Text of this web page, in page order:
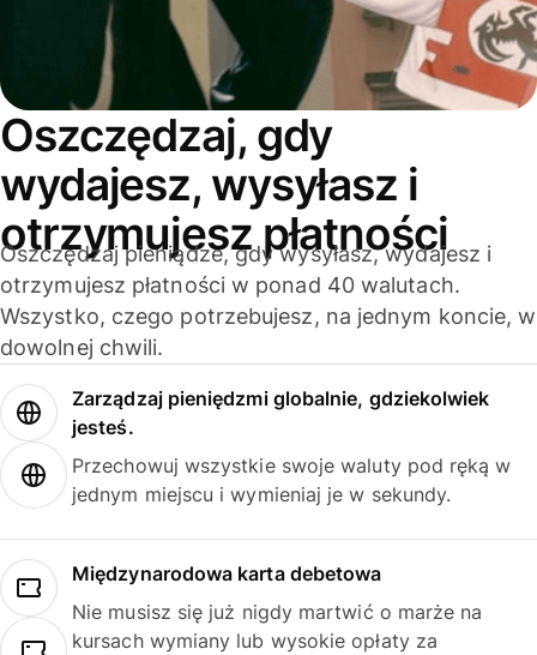
Oszczędzaj, gdy
wydajesz, wysyłasz i
otrzymujesz płatności
Oszczędzaj pieniądze, gdy wysyłasz, wydajesz i
otrzymujesz płatności w ponad 40 walutach.
Wszystko, czego potrzebujesz, na jednym koncie, w
dowolnej chwili.
Zarządzaj pieniędzmi globalnie, gdziekolwiek
jesteś.
Przechowuj wszystkie swoje waluty pod ręką w
jednym miejscu i wymieniaj je w sekundy.
Międzynarodowa karta debetowa
Nie musisz się już nigdy martwić o marże na
kursach wymiany lub wysokie opłaty za